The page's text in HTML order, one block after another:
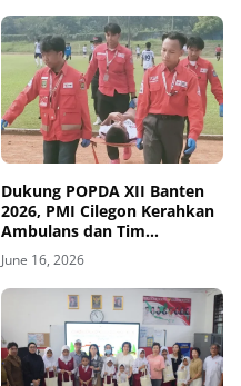
Dukung POPDA XII Banten
2026, PMI Cilegon Kerahkan
Ambulans dan Tim
Pertolongan Pertama
June 16, 2026